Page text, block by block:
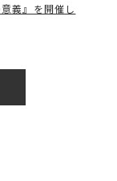
義』を開催し